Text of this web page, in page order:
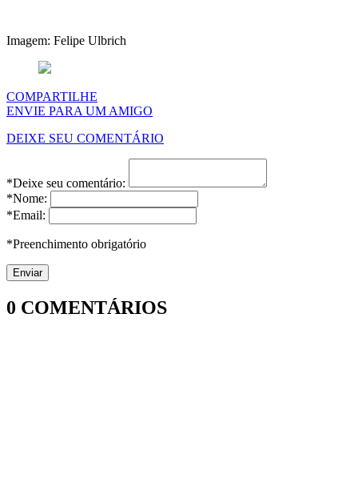
Imagem: Felipe Ulbrich
COMPARTILHE
ENVIE PARA UM AMIGO
DEIXE SEU COMENTÁRIO
*Deixe seu comentário:
*Nome:
*Email:
*Preenchimento obrigatório
0 COMENTÁRIOS